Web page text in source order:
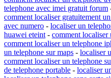
telephone avec imei gratuit forum
comment localiser gratuitement
avec numero - localiser un
huawei eteint - comment localiser
comment localiser un telephone
un telephone sur maps - localiser
comment localiser un telephone
de telephone portable - localiser